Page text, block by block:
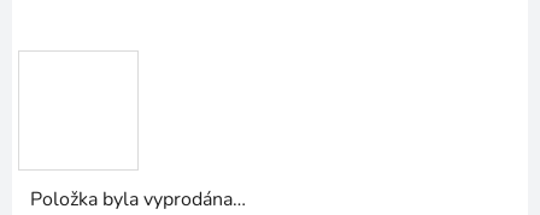
Položka byla vyprodána…